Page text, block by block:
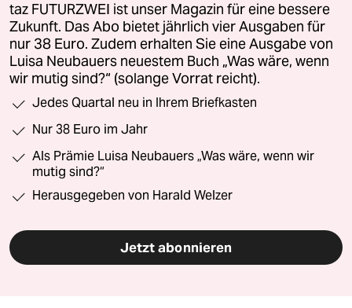
taz FUTURZWEI ist unser Magazin für eine bessere
Zukunft. Das Abo bietet jährlich vier Ausgaben für
nur 38 Euro. Zudem erhalten Sie eine Ausgabe von
Luisa Neubauers neuestem Buch „Was wäre, wenn
wir mutig sind?“ (solange Vorrat reicht).
Jedes Quartal neu in Ihrem Briefkasten
Nur 38 Euro im Jahr
Als Prämie Luisa Neubauers „Was wäre, wenn wir
mutig sind?“
Herausgegeben von Harald Welzer
Jetzt abonnieren